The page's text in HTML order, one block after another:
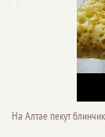
На Алтае пекут